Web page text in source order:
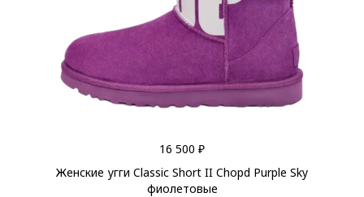
16 500 ₽
Женские угги Classic Short II Chopd Purple Sky
фиолетовые